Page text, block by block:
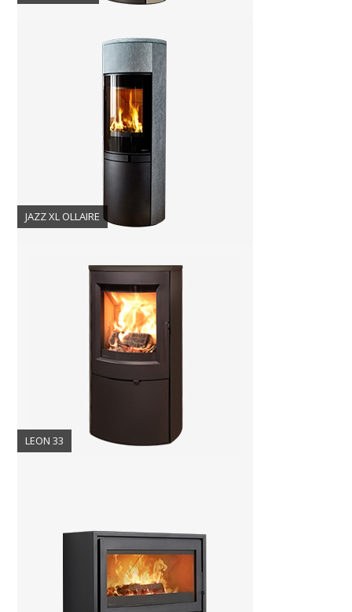
JAZZ XL OLLAIRE
LEON 33